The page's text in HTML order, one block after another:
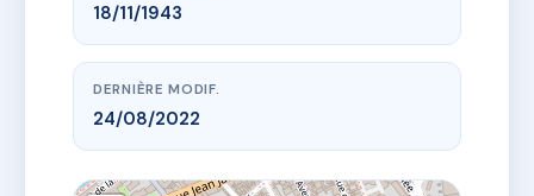
18/11/1943
DERNIÈRE MODIF.
24/08/2022